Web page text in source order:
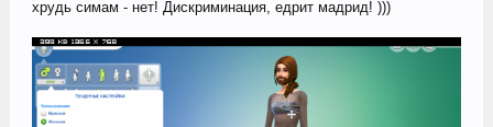
хрудь симам - нет! Дискриминация, едрит мадрид! )))